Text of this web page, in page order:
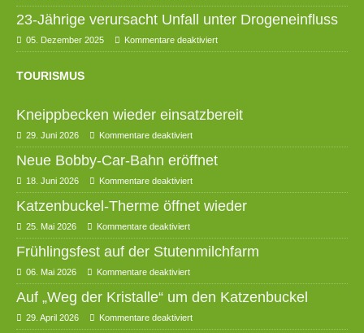
23-Jährige verursacht Unfall unter Drogeneinfluss
05. Dezember 2025 Kommentare deaktiviert
TOURISMUS
Kneippbecken wieder einsatzbereit
29. Juni 2026 Kommentare deaktiviert
Neue Bobby-Car-Bahn eröffnet
18. Juni 2026 Kommentare deaktiviert
Katzenbuckel-Therme öffnet wieder
25. Mai 2026 Kommentare deaktiviert
Frühlingsfest auf der Stutenmilchfarm
06. Mai 2026 Kommentare deaktiviert
Auf „Weg der Kristalle“ um den Katzenbuckel
29. April 2026 Kommentare deaktiviert